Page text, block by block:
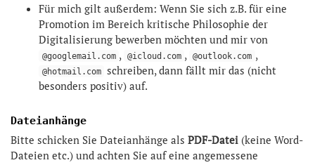
Für mich gilt außerdem: Wenn Sie sich z.B. für eine
Promotion im Bereich kritische Philosophie der
Digitalisierung bewerben möchten und mir von
@googlemail.com , @icloud.com , @outlook.com ,
@hotmail.com
schreiben, dann fällt mir das (nicht
besonders positiv) auf.
Dateianhänge
Bitte schicken Sie Dateianhänge als PDF-Datei (keine Word-
Dateien etc.) und achten Sie auf eine angemessene